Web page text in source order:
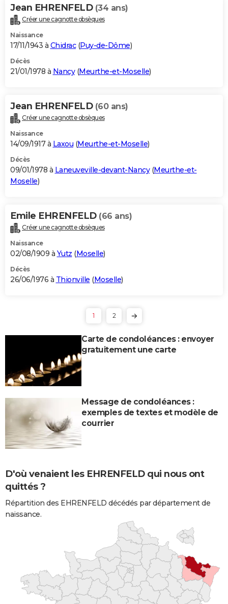
Jean EHRENFELD (34 ans)
Créer une cagnotte obsèques
Naissance
17/11/1943 à Chidrac(Puy-de-Dôme)
Décès
21/01/1978 à Nancy(Meurthe-et-Moselle)
Jean EHRENFELD (60 ans)
Créer une cagnotte obsèques
Naissance
14/09/1917 à Laxou (Meurthe-et-Moselle)
Décès
09/01/1978 à Laneuveville-devant-Nancy(Meurthe-et-
Moselle)
Emile EHRENFELD (66 ans)
Créer une cagnotte obsèques
Naissance
02/08/1909 à Yutz (Moselle)
Décès
26/06/1976 à Thionville (Moselle)
1 2
Carte de condoléances : envoyer
gratuitement une carte
Message de condoléances :
exemples de textes et modèle de
courrier
D'où venaient les EHRENFELD qui nous ont
quittés ?
Répartition des EHRENFELD décédés par département de
naissance.